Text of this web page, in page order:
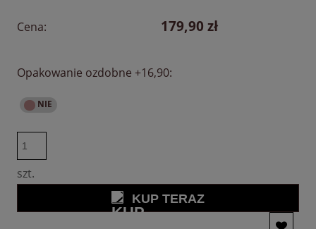
Cena: 179,90 zł
Opakowanie ozdobne +16,90:
szt.
KUP TERAZ